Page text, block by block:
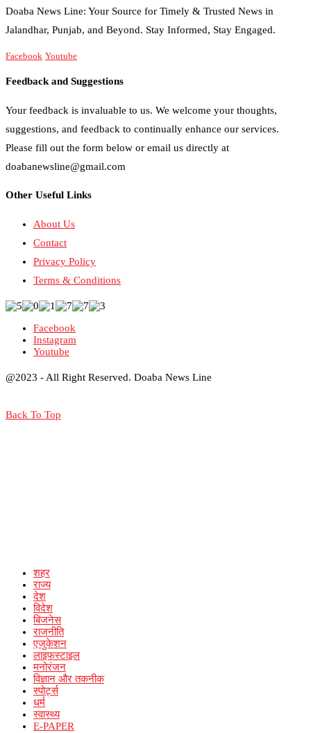
Doaba News Line: Your Source for Timely & Trusted News in
Jalandhar, Punjab, and Beyond. Stay Informed, Stay Engaged.
Facebook Youtube
Feedback and Suggestions
Your feedback is invaluable to us. We welcome your thoughts,
suggestions, and feedback to continually enhance our services.
Please fill out the form below or email us directly at
doabanewsline@gmail.com
Other Useful Links
About Us
Contact
Privacy Policy
Terms & Conditions
Facebook
Instagram
Youtube
@2023 - All Right Reserved. Doaba News Line
Back To Top
शहर
राज्य
देश
विदेश
बिजनेस
राजनीति
एजुकेशन
लाइफस्टाइल
मनोरंजन
विज्ञान और तकनीक
स्पोर्ट्स
धर्म
स्वास्थ्य
E-PAPER